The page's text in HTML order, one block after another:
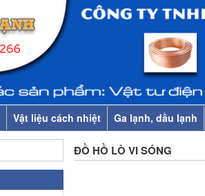
Vật liệu cách nhiệt Ga lạnh, dầu lạnh
ĐỒ HỒ LÒ VI SÓNG